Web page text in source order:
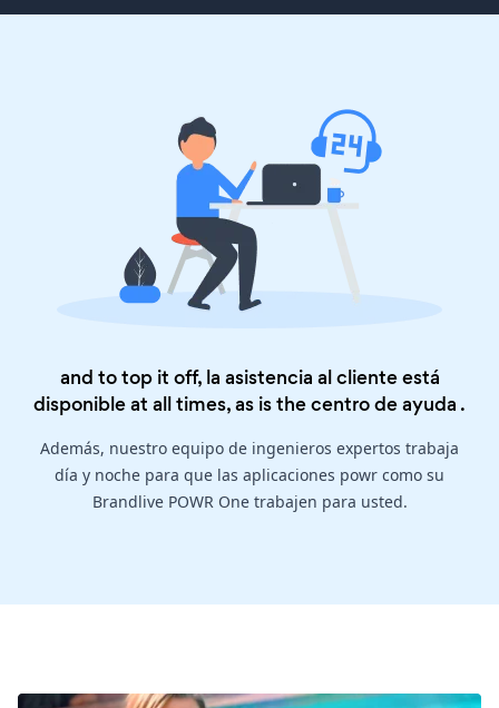
and to top it off, la asistencia al cliente está
disponible at all times, as is thecentro de ayuda .
Además, nuestro equipo de ingenieros expertos trabaja
día y noche para que las aplicaciones powr como su
Brandlive POWR One trabajen para usted.